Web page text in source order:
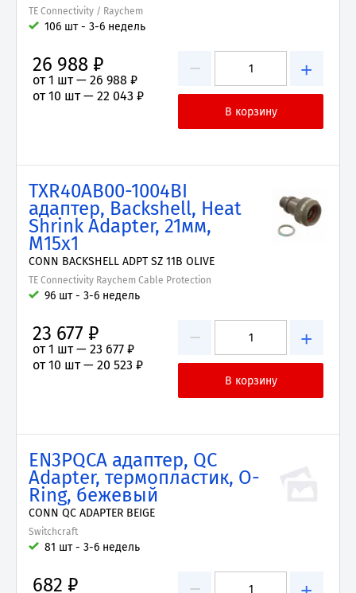
TE Connectivity / Raychem
106 шт - 3-6 недель
− +
26 988 ₽
от 1 шт — 26 988 ₽
от 10 шт — 22 043 ₽
TXR40AB00-1004BI
адаптер, Backshell, Heat
Shrink Adapter, 21мм,
M15x1
CONN BACKSHELL ADPT SZ 11B OLIVE
TE Connectivity Raychem Cable Protection
96 шт - 3-6 недель
− +
23 677 ₽
от 1 шт — 23 677 ₽
от 10 шт — 20 523 ₽
EN3PQCA адаптер, QC
Adapter, термопластик, O-
Ring, бежевый
CONN QC ADAPTER BEIGE
Switchcraft
81 шт - 3-6 недель
682 ₽